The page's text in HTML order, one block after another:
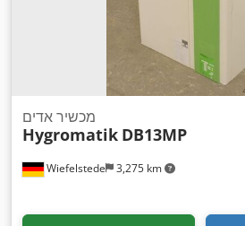
Wiefelstede 3,275 km
מכשיר אדים
Hygromatik DB13MP